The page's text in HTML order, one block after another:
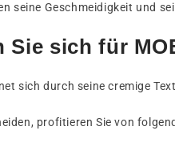
seine Geschmeidigkeit und
sich für
sich durch seine cremige
profitieren Sie von